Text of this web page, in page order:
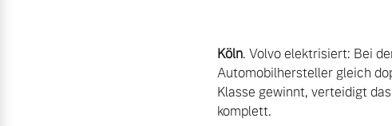
Köln. Volvo elektrisiert: Bei
Automobilhersteller gleich
Klasse gewinnt, verteidigt
komplett.